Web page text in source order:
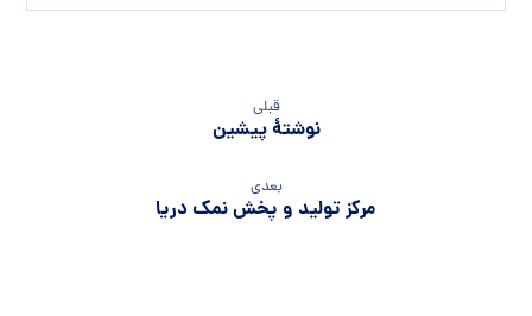
قبلی
نوشتهٔ پیشین
بعدی
مرکز تولید و پخش نمک دریا